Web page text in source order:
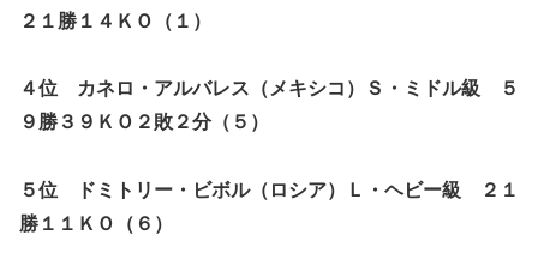
２１勝１４ＫＯ（１）
４位 カネロ・アルバレス（メキシコ）Ｓ・ミドル級 ５
９勝３９ＫＯ２敗２分（５）
５位 ドミトリー・ビボル（ロシア）Ｌ・ヘビー級 ２１
勝１１ＫＯ（６）